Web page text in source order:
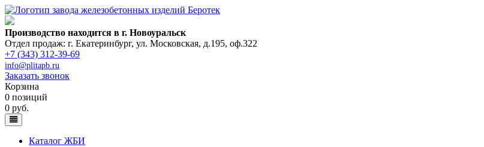
Производство находится в г. Новоуральск
Отдел продаж: г. Екатеринбург, ул. Московская, д.195, оф.322
+7 (343) 312-39-69
info@plitapb.ru
Заказать звонок
Корзина
0 позиций
0 руб.
Каталог ЖБИ